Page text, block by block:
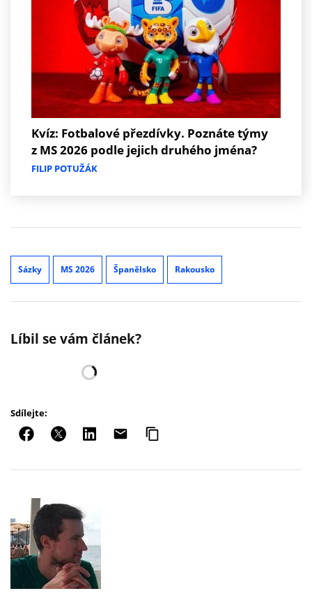
Kvíz: Fotbalové přezdívky. Poznáte týmy
z MS 2026 podle jejich druhého jména?
FILIP POTUŽÁK
Sázky MS 2026 Španělsko Rakousko
Líbil se vám článek?
Sdílejte: